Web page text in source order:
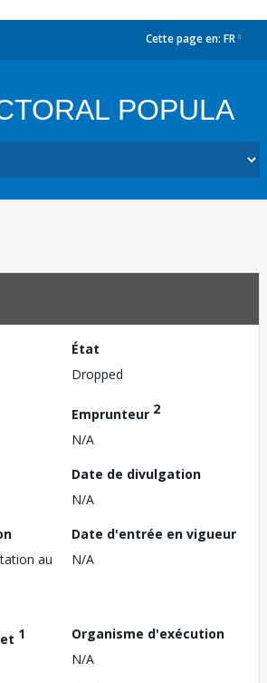
Cette page en: FR
POPULA
État
Dropped
Emprunteur 2
N/A
Date de divulgation
N/A
au
Date d'entrée en vigueur
N/A
1
Organisme d'exécution
N/A